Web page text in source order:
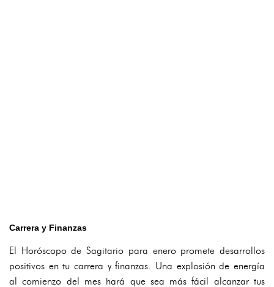
Carrera y Finanzas
El Horóscopo de Sagitario para enero promete desarrollos
positivos en tu carrera y finanzas. Una explosión de energía
al comienzo del mes hará que sea más fácil alcanzar tus